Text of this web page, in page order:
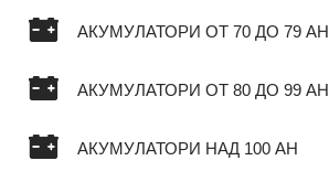
АКУМУЛАТОРИ ОТ 70 ДО 79 AH
АКУМУЛАТОРИ ОТ 80 ДО 99 AH
АКУМУЛАТОРИ НАД 100 AH